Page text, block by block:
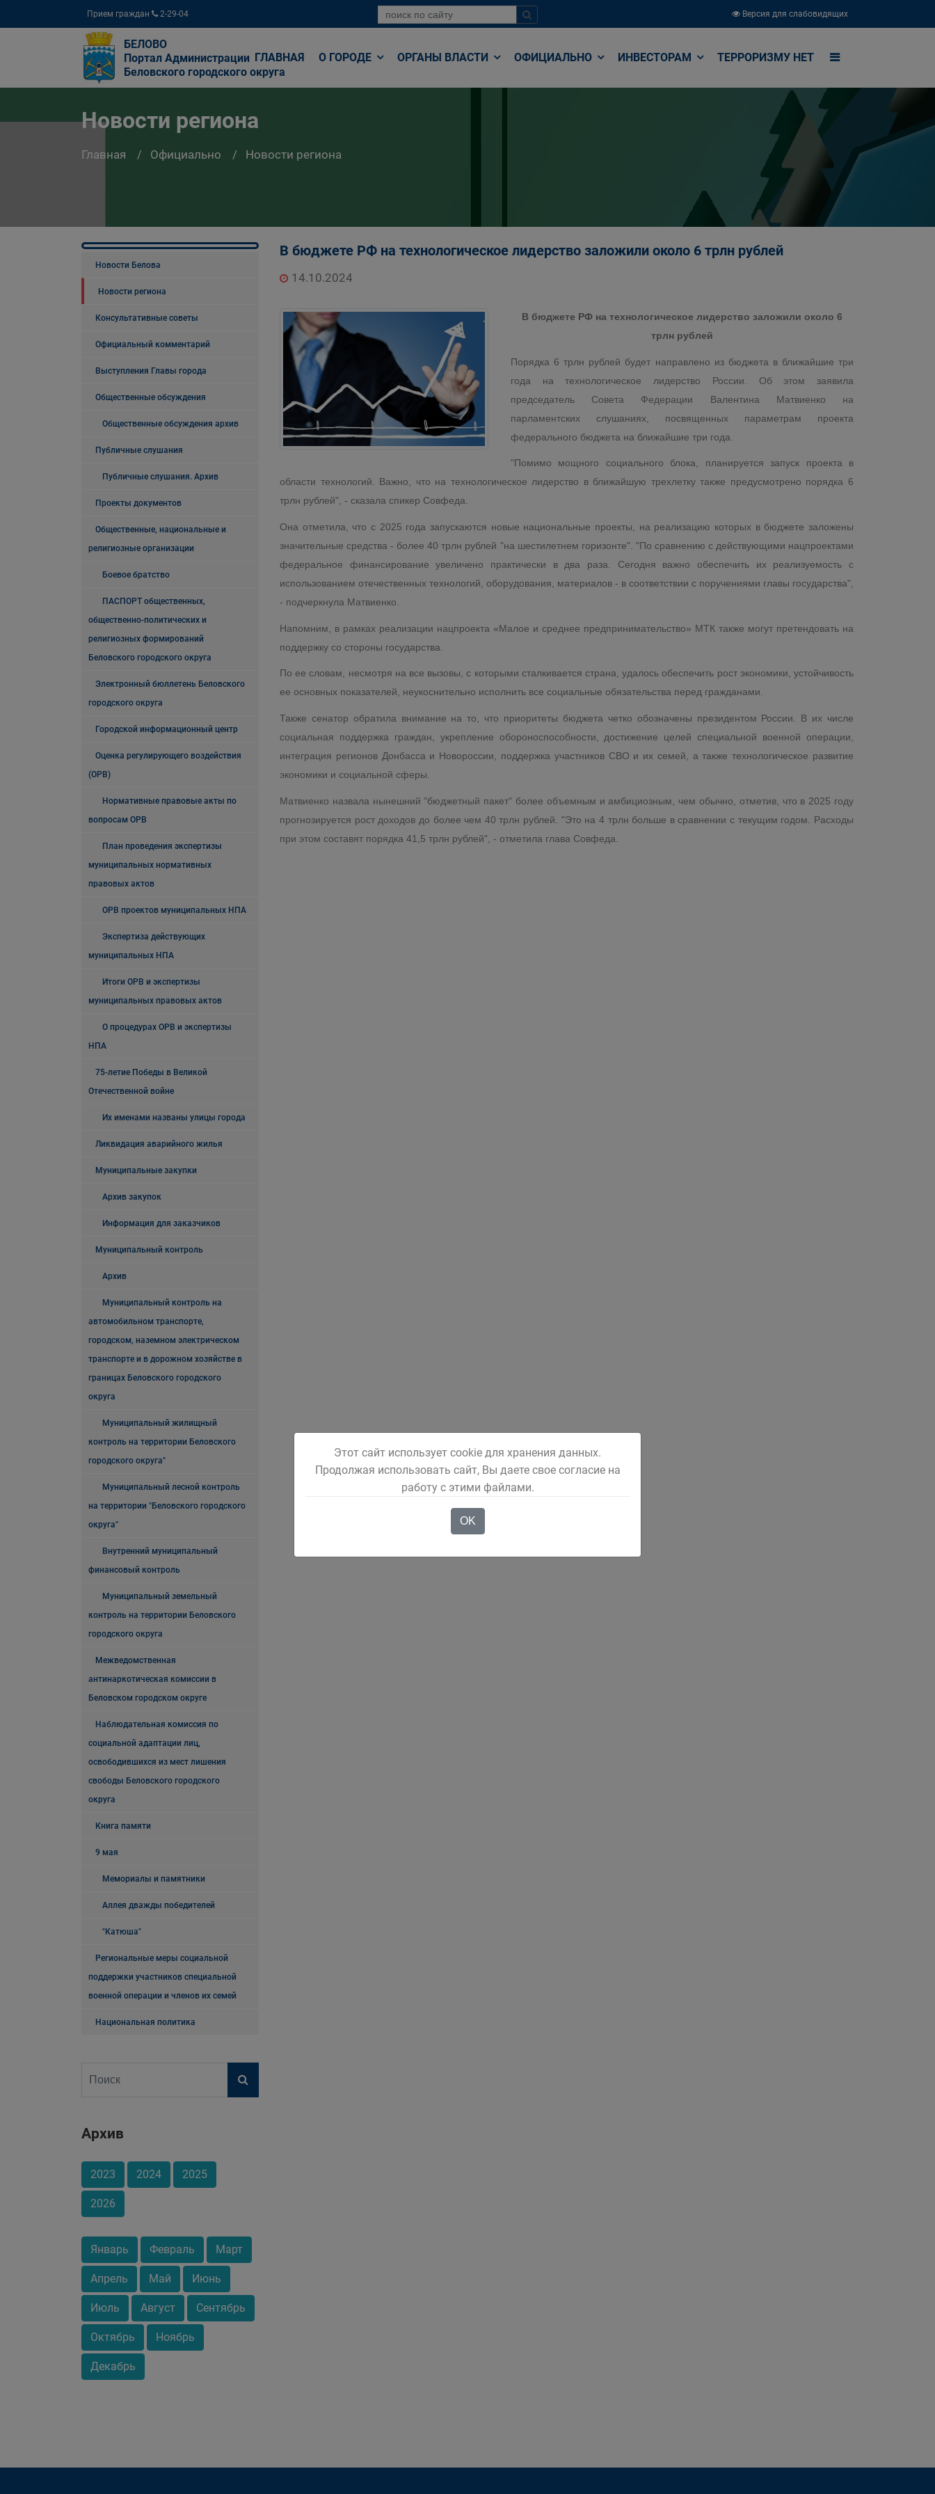
Прием граждан 2-29-04 Версия для слабовидящих
БЕЛОВО
Портал Администрации
Беловского городского округа
ГЛАВНАЯ О ГОРОДЕ ОРГАНЫ ВЛАСТИ ОФИЦИАЛЬНО ИНВЕСТОРАМ ТЕРРОРИЗМУ НЕТ
Новости региона
Главная Официально Новости региона
Новости Белова
Новости региона
Консультативные советы
Официальный комментарий
Выступления Главы города
Общественные обсуждения
Общественные обсуждения архив
Публичные слушания
Публичные слушания. Архив
Проекты документов
Общественные, национальные и
религиозные организации
Боевое братство
ПАСПОРТ общественных,
общественно-политических и
религиозных формирований
Беловского городского округа
Электронный бюллетень Беловского
городского округа
Городской информационный центр
Оценка регулирующего воздействия
(ОРВ)
Нормативные правовые акты по
вопросам ОРВ
План проведения экспертизы
муниципальных нормативных
правовых актов
ОРВ проектов муниципальных НПА
Экспертиза действующих
муниципальных НПА
Итоги ОРВ и экспертизы
муниципальных правовых актов
О процедурах ОРВ и экспертизы
НПА
75-летие Победы в Великой
Отечественной войне
Их именами названы улицы города
Ликвидация аварийного жилья
Муниципальные закупки
Архив закупок
Информация для заказчиков
Муниципальный контроль
Архив
Муниципальный контроль на
автомобильном транспорте,
городском, наземном электрическом
транспорте и в дорожном хозяйстве в
границах Беловского городского
округа
Муниципальный жилищный
контроль на территории Беловского
городского округа"
Муниципальный лесной контроль
на территории "Беловского городского
округа"
Внутренний муниципальный
финансовый контроль
Муниципальный земельный
контроль на территории Беловского
городского округа
Межведомственная
антинаркотическая комиссии в
Беловском городском округе
Наблюдательная комиссия по
социальной адаптации лиц,
освободившихся из мест лишения
свободы Беловского городского
округа
Книга памяти
9 мая
Мемориалы и памятники
Аллея дважды победителей
"Катюша"
Региональные меры социальной
поддержки участников специальной
военной операции и членов их семей
Национальная политика
Архив
2023 2024 2025
2026
Январь Февраль Март
Апрель Май Июнь
Июль Август Сентябрь
Октябрь Ноябрь
Декабрь
В бюджете РФ на технологическое лидерство заложили около 6 трлн рублей
14.10.2024
В бюджете РФ на технологическое лидерство заложили около 6
трлн рублей
Порядка 6 трлн рублей будет направлено из бюджета в ближайшие три
года на технологическое лидерство России. Об этом заявила
председатель Совета Федерации Валентина Матвиенко на
парламентских слушаниях, посвященных параметрам проекта
федерального бюджета на ближайшие три года.
"Помимо мощного социального блока, планируется запуск проекта в
области технологий. Важно, что на технологическое лидерство в ближайшую трехлетку также предусмотрено порядка 6
трлн рублей", - сказала спикер Совфеда.
Она отметила, что с 2025 года запускаются новые национальные проекты, на реализацию которых в бюджете заложены
значительные средства - более 40 трлн рублей "на шестилетнем горизонте". "По сравнению с действующими нацпроектами
федеральное финансирование увеличено практически в два раза. Сегодня важно обеспечить их реализуемость с
использованием отечественных технологий, оборудования, материалов - в соответствии с поручениями главы государства",
- подчеркнула Матвиенко.
Напомним, в рамках реализации нацпроекта «Малое и среднее предпринимательство» МТК также могут претендовать на
поддержку со стороны государства.
По ее словам, несмотря на все вызовы, с которыми сталкивается страна, удалось обеспечить рост экономики, устойчивость
ее основных показателей, неукоснительно исполнить все социальные обязательства перед гражданами.
Также сенатор обратила внимание на то, что приоритеты бюджета четко обозначены президентом России. В их числе
социальная поддержка граждан, укрепление обороноспособности, достижение целей специальной военной операции,
интеграция регионов Донбасса и Новороссии, поддержка участников СВО и их семей, а также технологическое развитие
экономики и социальной сферы.
Матвиенко назвала нынешний "бюджетный пакет" более объемным и амбициозным, чем обычно, отметив, что в 2025 году
прогнозируется рост доходов до более чем 40 трлн рублей. "Это на 4 трлн больше в сравнении с текущим годом. Расходы
при этом составят порядка 41,5 трлн рублей", - отметила глава Совфеда.
Этот сайт использует cookie для хранения данных.
Продолжая использовать сайт, Вы даете свое согласие на
работу с этими файлами.
OK